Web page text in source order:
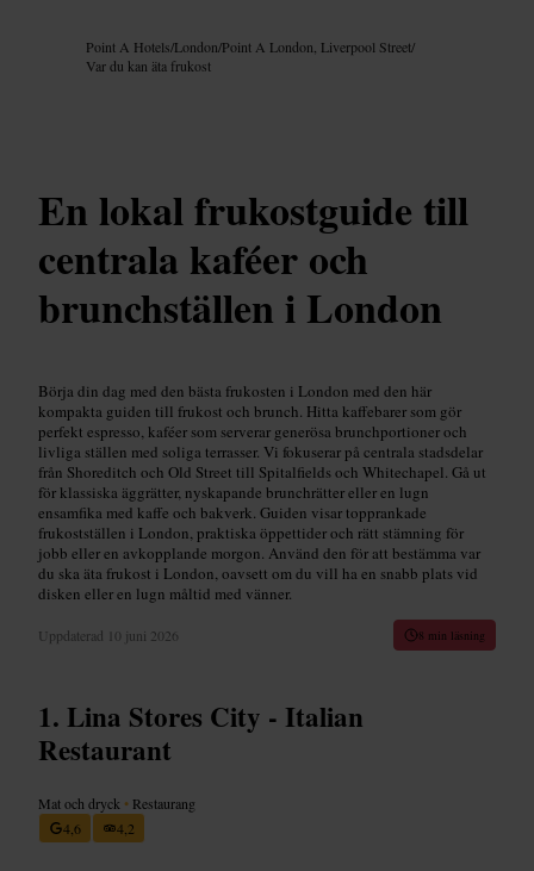
Point A Hotels/London/Point A London, Liverpool Street/
Var du kan äta frukost
En lokal frukostguide till
centrala kaféer och
brunchställen i London
Börja din dag med den bästa frukosten i London med den här
kompakta guiden till frukost och brunch. Hitta kaffebarer som gör
perfekt espresso, kaféer som serverar generösa brunchportioner och
livliga ställen med soliga terrasser. Vi fokuserar på centrala stadsdelar
från Shoreditch och Old Street till Spitalfields och Whitechapel. Gå ut
för klassiska äggrätter, nyskapande brunchrätter eller en lugn
ensamfika med kaffe och bakverk. Guiden visar topprankade
frukostställen i London, praktiska öppettider och rätt stämning för
jobb eller en avkopplande morgon. Använd den för att bestämma var
du ska äta frukost i London, oavsett om du vill ha en snabb plats vid
disken eller en lugn måltid med vänner.
Uppdaterad 10 juni 2026 8 min läsning
Lina Stores City - Italian
Restaurant
Mat och dryck • Restaurang
4,6
4,2